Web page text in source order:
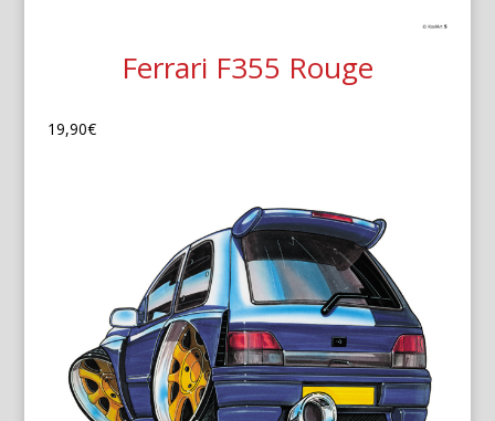
Ferrari F355 Rouge
19,90€